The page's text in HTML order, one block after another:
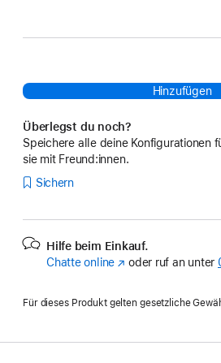
Hinzufügen
Überlegst du noch?
Speichere alle deine Konfigurationen
sie mit Freund:innen.
Sichern
Hilfe beim Einkauf.
Chatte online (Öffnet
Fenster)
oder ruf an unter
Für dieses Produkt gelten gesetzliche